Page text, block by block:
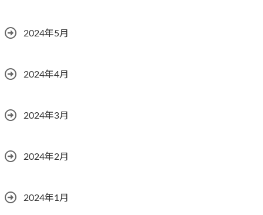
2024年5月
2024年4月
2024年3月
2024年2月
2024年1月